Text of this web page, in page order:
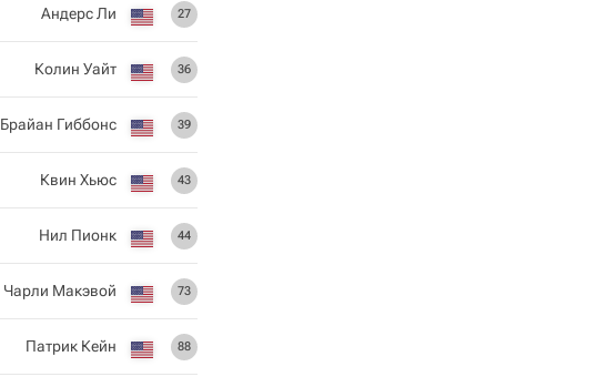
27
Андерс Ли
36
Колин Уайт
39
Брайан Гиббонс
43
Квин Хьюс
44
Нил Пионк
73
Чарли Макэвой
88
Патрик Кейн